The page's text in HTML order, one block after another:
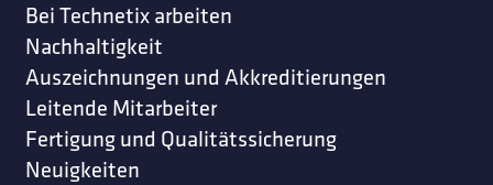
Bei Technetix arbeiten
Nachhaltigkeit
Auszeichnungen und Akkreditierungen
Leitende Mitarbeiter
Fertigung und Qualitätssicherung
Neuigkeiten